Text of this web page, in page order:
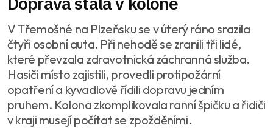
V Třemošné na Plzeňsku se v úterý ráno srazila
čtyři osobní auta. Při nehodě se zranili tři lidé,
které převzala zdravotnická záchranná služba.
Hasiči místo zajistili, provedli protipožární
opatření a kyvadlově řídili dopravu jedním
pruhem. Kolona zkomplikovala ranní špičku a řidiči
v kraji musejí počítat se zpožděními.